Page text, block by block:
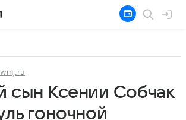
wmj.ru
сын Ксении Собчак
гоночной